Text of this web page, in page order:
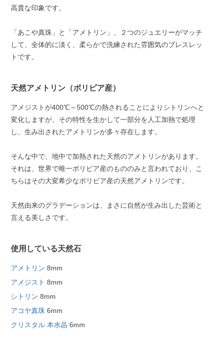
高貴な印象です。
「あこや真珠」と「アメトリン」、２つのジュエリーがマッチ
して、全体的に淡く、柔らかで洗練された雰囲気のブレスレッ
トです。
天然アメトリン（ボリビア産）
アメジストが400℃～500℃の熱されることによりシトリンへと
変化しますが、その特性を生かして一部分を人工加熱で処理
し、生み出されたアメトリンが多々存在します。
そんな中で、地中で加熱された天然のアメトリンがあります。
それは、世界で唯一ボリビア産のもののみと言われており、こ
ちらはその大変希少なボリビア産の天然アメトリンです。
天然由来のグラデーションは、まさに自然が生み出した芸術と
言える美しさです。
使用している天然石
アメトリン 8mm
アメジスト 8mm
シトリン 8mm
アコヤ真珠 6mm
クリスタル 本水晶 6mm